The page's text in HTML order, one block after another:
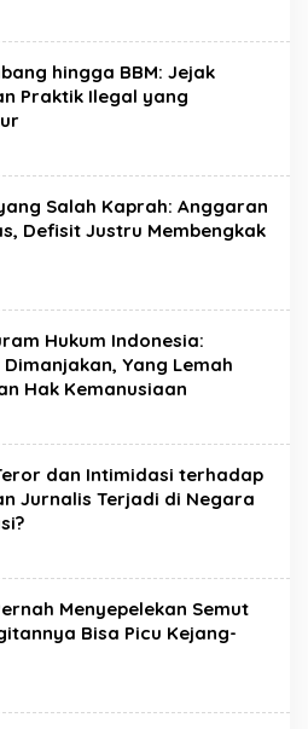
hingga BBM: Jejak
Praktik Ilegal yang
Salah Kaprah: Anggaran
Defisit Justru Membengkak
Hukum Indonesia:
Yang Lemah
Hak Kemanusiaan
dan Intimidasi terhadap
Jurnalis Terjadi di Negara
Menyepelekan Semut
Bisa Picu Kejang-